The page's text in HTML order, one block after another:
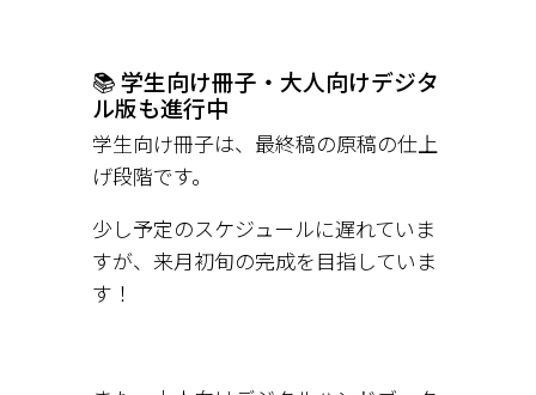
📚 学生向け冊子・大人向けデジタ
ル版も進行中
学生向け冊子は、最終稿の原稿の仕上
げ段階です。
少し予定のスケジュールに遅れていま
すが、来月初旬の完成を目指していま
す！